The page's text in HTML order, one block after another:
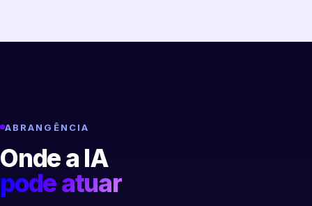
ABRANGÊNCIA
Onde a IA
pode atuar